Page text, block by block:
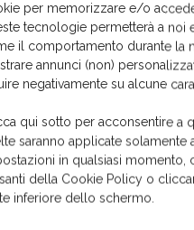
per memorizzare e/o
tecnologie permetterà a noi
il comportamento durante la
annunci (non)
negativamente su alcune
qui sotto per acconsentire a
saranno applicate
in qualsiasi
della Cookie Policy o
inferiore dello schermo.